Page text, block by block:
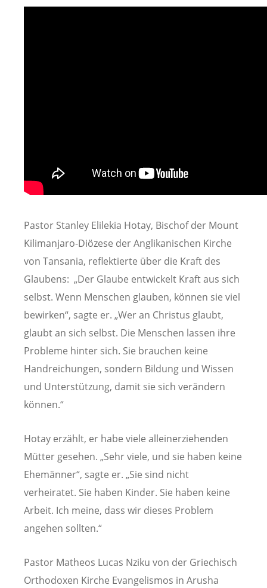
Pastor Stanley Elilekia Hotay, Bischof der Mount
Kilimanjaro-Diözese der Anglikanischen Kirche
von Tansania, reflektierte über die Kraft des
Glaubens: „Der Glaube entwickelt Kraft aus sich
selbst. Wenn Menschen glauben, können sie viel
bewirken“, sagte er. „Wer an Christus glaubt,
glaubt an sich selbst. Die Menschen lassen ihre
Probleme hinter sich. Sie brauchen keine
Handreichungen, sondern Bildung und Wissen
und Unterstützung, damit sie sich verändern
können.“
Hotay erzählt, er habe viele alleinerziehenden
Mütter gesehen. „Sehr viele, und sie haben keine
Ehemänner“, sagte er. „Sie sind nicht
verheiratet. Sie haben Kinder. Sie haben keine
Arbeit. Ich meine, dass wir dieses Problem
angehen sollten.“
Pastor Matheos Lucas Nziku von der Griechisch
Orthodoxen Kirche Evangelismos in Arusha